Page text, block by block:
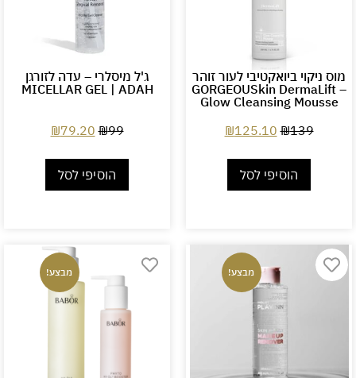
מוס ניקוי ביואקטיבי לעור זוהר
– GORGEOUSkin DermaLift
Glow Cleansing Mousse
₪139
₪125.10
הוסיפי לסל
ג'ל מיסלרי – עדה לזורגן
MICELLAR GEL | ADAH
₪99
₪79.20
הוסיפי לסל
מבצע! מבצע!